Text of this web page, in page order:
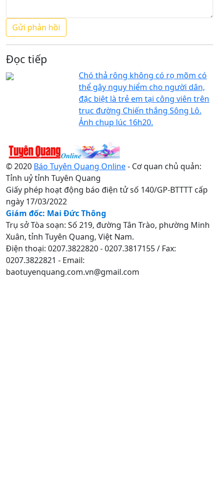
Đọc tiếp
Chó thả rông không có rọ mõm có
thể gây nguy hiểm cho người dân,
đặc biệt là trẻ em tại công viên trên
trục đường Chiến thắng Sông Lô.
Ảnh chụp lúc 16h20.
© 2020 Báo Tuyên Quang Online- Cơ quan chủ quản:
Tỉnh uỷ tỉnh Tuyên Quang
Giấy phép hoạt động báo điện tử số 140/GP-BTTTT cấp
ngày 17/03/2022
Giám đốc: Mai Đức Thông
Trụ sở Tòa soạn: Số 219, đường Tân Trào, phường Minh
Xuân, tỉnh Tuyên Quang, Việt Nam.
Điện thoại: 0207.3822820 - 0207.3817155 / Fax:
0207.3822821 - Email:
baotuyenquang.com.vn@gmail.com